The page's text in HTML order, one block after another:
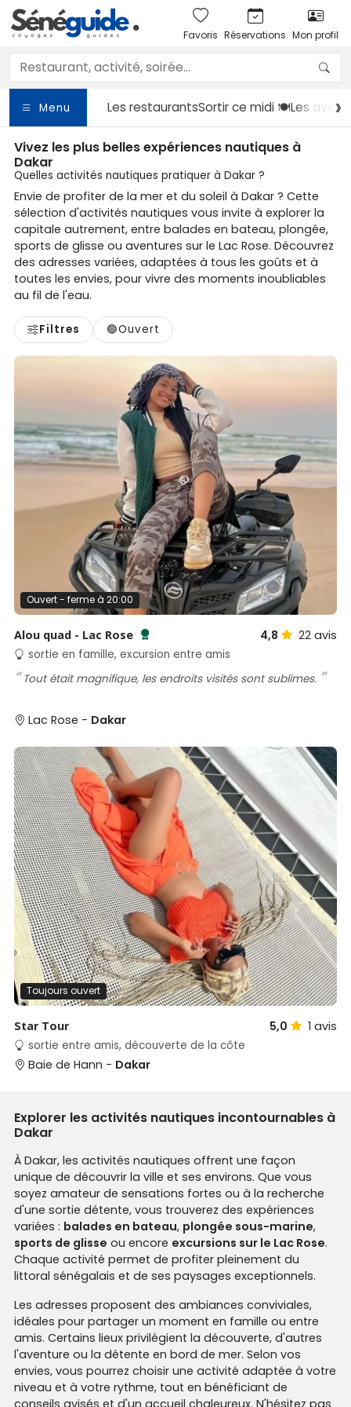
Favoris Réservations Mon profil
Menu Les restaurantsSortirce midi 🍽️Les
Vivez les plus belles expériences nautiques à
Dakar
Quelles activités nautiques pratiquer à Dakar ?
Envie de profiter de la mer et du soleil à Dakar ? Cette
sélection d'activités nautiques vous invite à explorer la
capitale autrement, entre balades en bateau, plongée,
sports de glisse ou aventures sur le Lac Rose. Découvrez
des adresses variées, adaptées à tous les goûts et à
toutes les envies, pour vivre des moments inoubliables
au fil de l'eau.
Filtres 🟢Ouvert
Ouvert - ferme à 20:00
Alou quad - Lac Rose
Testé et approuvé par SénéGuide
4,8 22 avis
sortie en famille, excursion entre amis
Tout était magnifique, les endroits visités sont sublimes.
Lac Rose - Dakar
Toujours ouvert
Star Tour 5,0 1 avis
sortie entre amis, découverte de la côte
Baie de Hann - Dakar
Explorer les activités nautiques incontournables à
Dakar
À Dakar, les activités nautiques offrent une façon
unique de découvrir la ville et ses environs. Que vous
soyez amateur de sensations fortes ou à la recherche
d'une sortie détente, vous trouverez des expériences
variées : balades en bateau, plongée sous-marine,
sports de glisse ou encore excursions sur le Lac Rose.
Chaque activité permet de profiter pleinement du
littoral sénégalais et de ses paysages exceptionnels.
Les adresses proposent des ambiances conviviales,
idéales pour partager un moment en famille ou entre
amis. Certains lieux privilégient la découverte, d'autres
l'aventure ou la détente en bord de mer. Selon vos
envies, vous pourrez choisir une activité adaptée à votre
niveau et à votre rythme, tout en bénéficiant de